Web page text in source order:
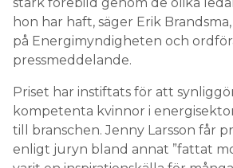
hon har haft, säger Erik
på Energimyndigheten och
pressmeddelande.
Priset har instiftats för att
kompetenta kvinnor i
till branschen. Jenny Larsson får
enligt juryn bland annat ”fattat